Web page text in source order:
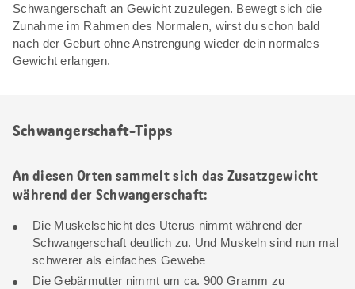
Schwangerschaft an Gewicht zuzulegen. Bewegt sich die
Zunahme im Rahmen des Normalen, wirst du schon bald
nach der Geburt ohne Anstrengung wieder dein normales
Gewicht erlangen.
Schwangerschaft-Tipps
An diesen Orten sammelt sich das Zusatzgewicht
während der Schwangerschaft:
Die Muskelschicht des Uterus nimmt während der
Schwangerschaft deutlich zu. Und Muskeln sind nun mal
schwerer als einfaches Gewebe
Die Gebärmutter nimmt um ca. 900 Gramm zu